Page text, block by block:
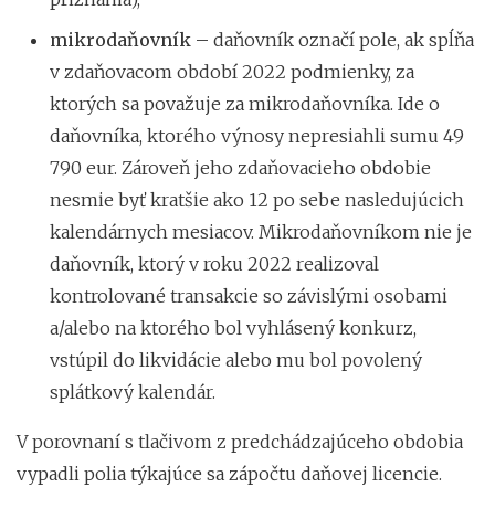
mikrodaňovník – daňovník označí pole, ak spĺňa
v zdaňovacom období 2022 podmienky, za
ktorých sa považuje za mikrodaňovníka. Ide o
daňovníka, ktorého výnosy nepresiahli sumu 49
790 eur. Zároveň jeho zdaňovacieho obdobie
nesmie byť kratšie ako 12 po sebe nasledujúcich
kalendárnych mesiacov. Mikrodaňovníkom nie je
daňovník, ktorý v roku 2022 realizoval
kontrolované transakcie so závislými osobami
a/alebo na ktorého bol vyhlásený konkurz,
vstúpil do likvidácie alebo mu bol povolený
splátkový kalendár.
V porovnaní s tlačivom z predchádzajúceho obdobia
vypadli polia týkajúce sa zápočtu daňovej licencie.